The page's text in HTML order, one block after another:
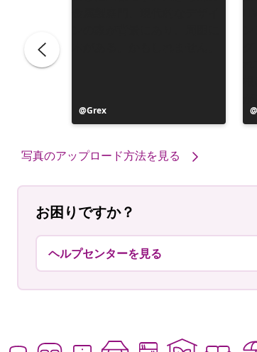
投
稿
Grex
写真のアップロード方法を見る
お困りですか？
ヘルプセンターを見る